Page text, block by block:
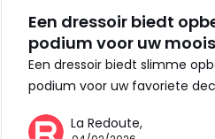
Een dressoir biedt
podium voor uw
Een dressoir biedt slimme
podium voor uw favoriete
La Redoute,